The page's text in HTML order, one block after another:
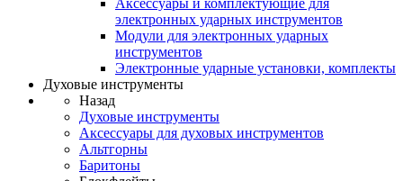
Аксессуары и комплектующие для
электронных ударных инструментов
Модули для электронных ударных
инструментов
Электронные ударные установки, комплекты
Духовые инструменты
Назад
Духовые инструменты
Аксессуары для духовых инструментов
Альтгорны
Баритоны